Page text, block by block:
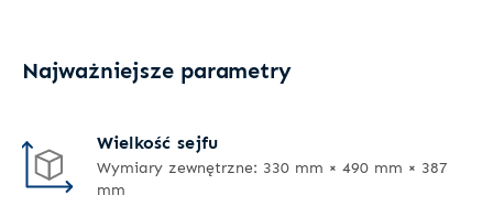
Najważniejsze parametry
Wielkość sejfu
Wymiary zewnętrzne: 330 mm × 490 mm × 387
mm